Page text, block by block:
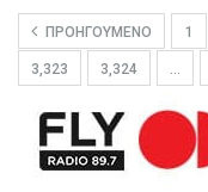
ΠΡΟΗΓΟΎΜΕΝΟ 1
3,323 3,324 …